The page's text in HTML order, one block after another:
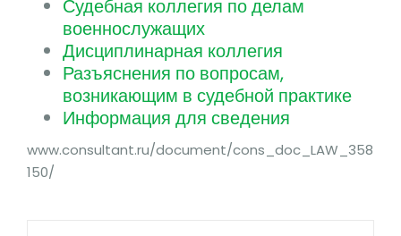
Судебная коллегия по делам
военнослужащих
Дисциплинарная коллегия
Разъяснения по вопросам,
возникающим в судебной практике
Информация для сведения
www.consultant.ru/document/cons_doc_LAW_358
150/